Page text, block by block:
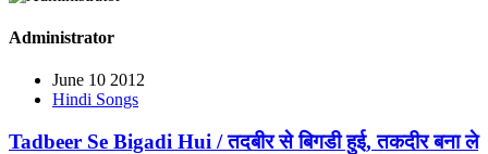
Administrator
June 10 2012
Hindi Songs
Tadbeer Se Bigadi Hui / तदबीर से बिगडी हुई, तकदीर बना ले